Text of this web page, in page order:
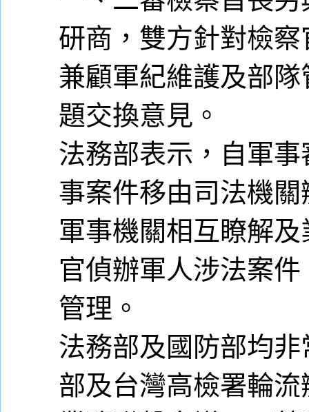
研商，雙方針對檢
兼顧軍紀維護及部
題交換意見。
法務部表示，自軍
事案件移由司法機
軍事機關相互瞭解
官偵辦軍人涉法案
管理。
法務部及國防部均
部及台灣高檢署輪